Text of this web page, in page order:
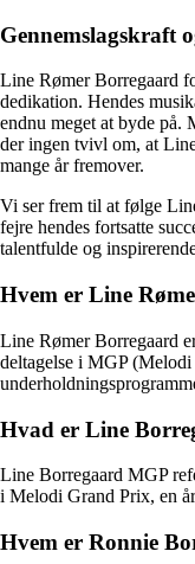
Gennemslagskraft
Line Rømer Borregaard
dedikation. Hendes
endnu meget at byde på.
der ingen tvivl om, at
mange år fremover.
Vi ser frem til at følge
fejre hendes fortsatte
talentfulde og
Hvem er Line
Line Rømer Borregaard
deltagelse i MGP
Hvad er Line
Line Borregaard MGP
i Melodi Grand Prix, en
Hvem er Ronnie